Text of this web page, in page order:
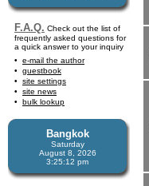
F.A.Q. Check out the list of
frequently asked questions for
a quick answer to your inquiry
e-mail the author
guestbook
site settings
site news
bulk lookup
Bangkok
Saturday
August 8, 2026
3:25:12 pm